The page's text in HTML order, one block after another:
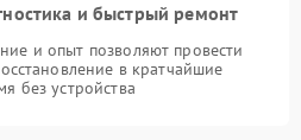
и быстрый ремонт
и опыт позволяют провести
в кратчайшие
без устройства